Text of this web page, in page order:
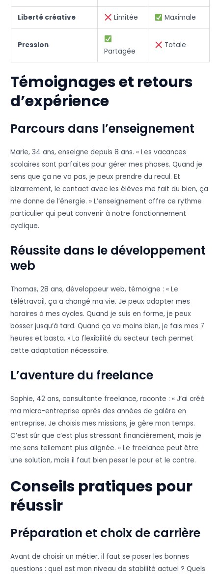
Liberté créative Limitée Maximale
Pression
Partagée
Totale
Témoignages et retours
d’expérience
Parcours dans l’enseignement
Marie, 34 ans, enseigne depuis 8 ans. « Les vacances
scolaires sont parfaites pour gérer mes phases. Quand je
sens que ça ne va pas, je peux prendre du recul. Et
bizarrement, le contact avec les élèves me fait du bien, ça
me donne de l’énergie. » L’enseignement offre ce rythme
particulier qui peut convenir à notre fonctionnement
cyclique.
Réussite dans le développement
web
Thomas, 28 ans, développeur web, témoigne : « Le
télétravail, ça a changé ma vie. Je peux adapter mes
horaires à mes cycles. Quand je suis en forme, je peux
bosser jusqu’à tard. Quand ça va moins bien, je fais mes 7
heures et basta. » La flexibilité du secteur tech permet
cette adaptation nécessaire.
L’aventure du freelance
Sophie, 42 ans, consultante freelance, raconte : « J’ai créé
ma micro-entreprise après des années de galère en
entreprise. Je choisis mes missions, je gère mon temps.
C’est sûr que c’est plus stressant financièrement, mais je
me sens tellement plus alignée. » Le freelance peut être
une solution, mais il faut bien peser le pour et le contre.
Conseils pratiques pour
réussir
Préparation et choix de carrière
Avant de choisir un métier, il faut se poser les bonnes
questions : quel est mon niveau de stabilité actuel ? Quels